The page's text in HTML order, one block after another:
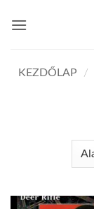
KEZDŐLAP /